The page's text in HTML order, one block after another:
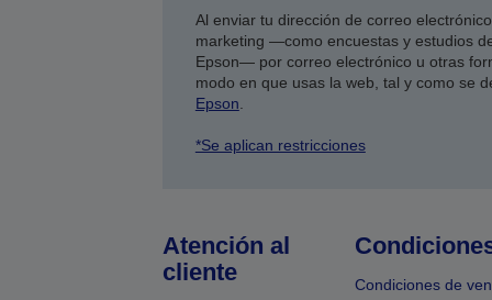
Al enviar tu dirección de correo
marketing —como encuestas y estudios
Epson— por correo electrónico u otras
modo en que usas la web, tal y como se
Epson.
*Se aplican restricciones
Atención al
cliente
Condiciones de